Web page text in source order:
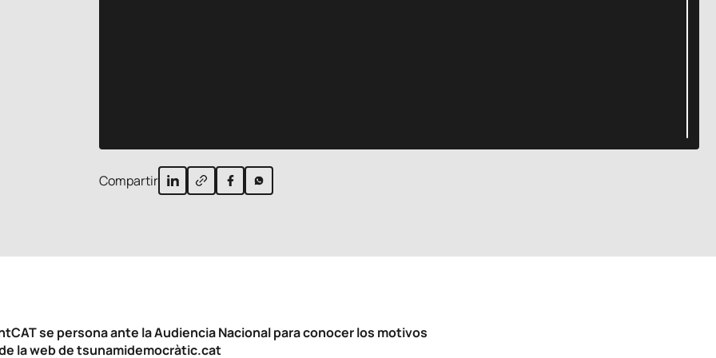
Compartir
se persona ante la Audiencia Nacional para conocer los motivos
la web detsunamidemocràtic.cat